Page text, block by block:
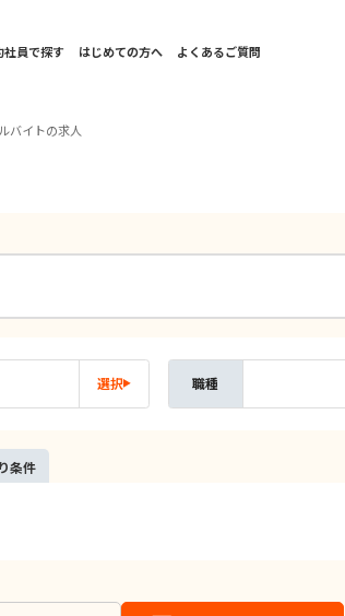
社員で探す はじめての方へ よくあるご質問
バイトの求人
選択 職種
条件